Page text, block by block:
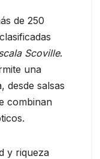
de 250
Scoville.
una
desde salsas
combinan
y riqueza